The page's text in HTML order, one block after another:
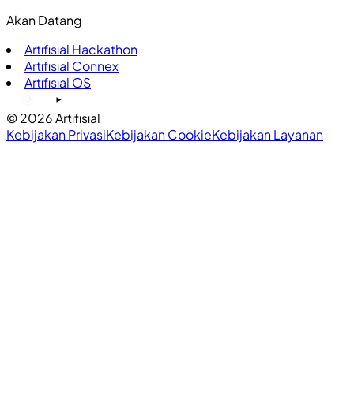
Akan Datang
Artıfısıal Hackathon
Artıfısıal Connex
Artıfısıal OS
©2026Artıfısıal
Kebijakan PrivasiKebijakan CookieKebijakan Layanan